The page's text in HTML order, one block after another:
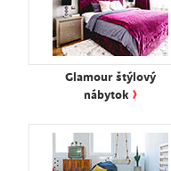
Glamour štýlový
nábytok ›